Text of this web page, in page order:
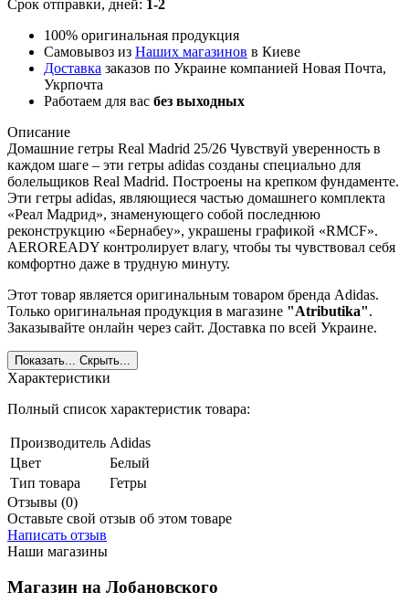
Срок отправки, дней: 1-2
100% оригинальная продукция
Самовывоз из Наших магазинов в Киеве
Доставка заказов по Украине компанией Новая Почта,
Укрпочта
Работаем для вас без выходных
Описание
Домашние гетры Real Madrid 25/26 Чувствуй уверенность в
каждом шаге – эти гетры adidas созданы специально для
болельщиков Real Madrid. Построены на крепком фундаменте.
Эти гетры adidas, являющиеся частью домашнего комплекта
«Реал Мадрид», знаменующего собой последнюю
реконструкцию «Бернабеу», украшены графикой «RMCF».
AEROREADY контролирует влагу, чтобы ты чувствовал себя
комфортно даже в трудную минуту.
Этот товар является оригинальным товаром бренда Adidas.
Только оригинальная продукция в магазине "Atributika".
Заказывайте онлайн через сайт. Доставка по всей Украине.
Показать... Скрыть...
Характеристики
Полный список характеристик товара:
Производитель Adidas
Цвет
Белый
Тип товара
Гетры
Отзывы (0)
Оставьте свой отзыв об этом товаре
Написать отзыв
Наши магазины
Магазин на Лобановского